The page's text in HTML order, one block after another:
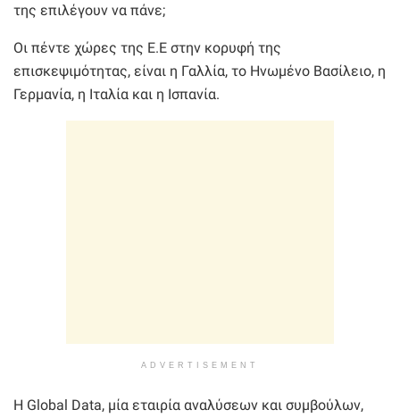
της επιλέγουν να πάνε;
Οι πέντε χώρες της Ε.Ε στην κορυφή της
επισκεψιμότητας, είναι η Γαλλία, το Ηνωμένο Βασίλειο, η
Γερμανία, η Ιταλία και η Ισπανία.
ADVERTISEMENT
Η Global Data, μία εταιρία αναλύσεων και συμβούλων,